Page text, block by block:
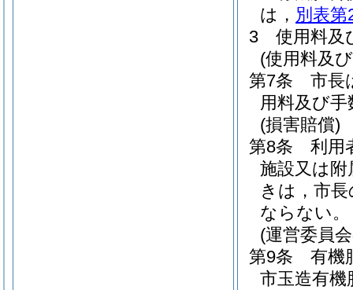
は， 別表第
3
使用料及
(使用料及
第7条
市長
用料及び
(損害賠償)
第8条
利用
施設又は
きは，市
ならない。
(運営委員
第9条
有機
市玉造有